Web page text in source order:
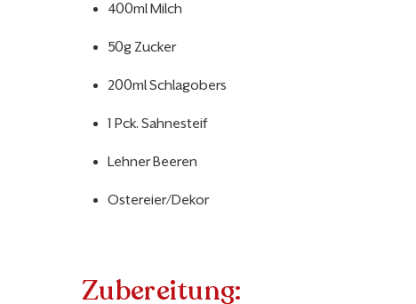
400ml Milch
50g Zucker
200ml Schlagobers
1 Pck. Sahnesteif
Lehner Beeren
Ostereier/Dekor
Zubereitung: